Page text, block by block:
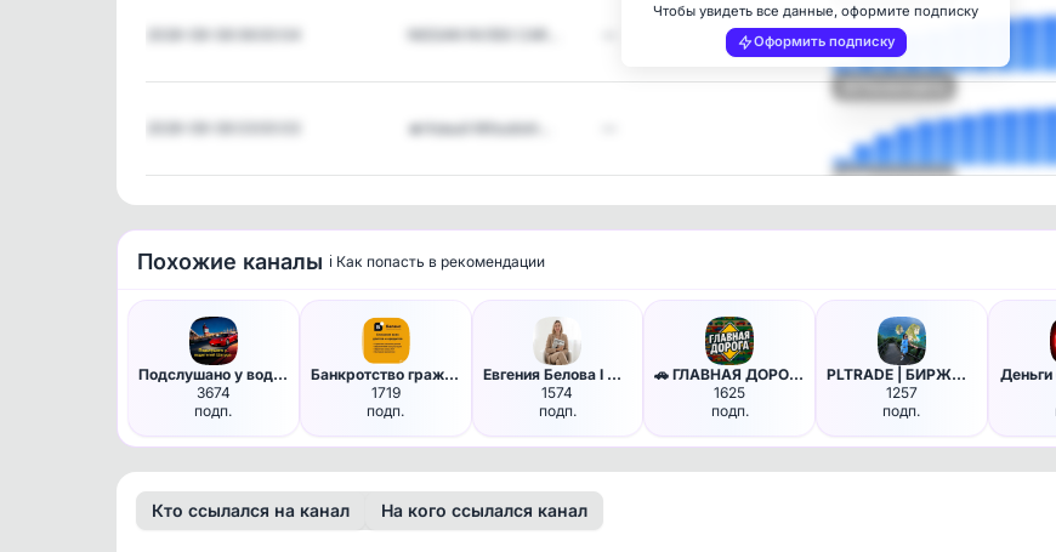
Посмотреть
🔥Новый Mitsubish…
Посмотреть
Чтобы увидеть все данные, оформите подписку
Оформить подписку
Похожие каналы ℹ️ Как попасть в рекомендации
Подслушано у водителей Шатура.
3674
подп.
Банкротство граждан РФ
1719
подп.
Евгения Белова I Масштаб в де…
1574
подп.
🚗 ГЛАВНАЯ ДОРОГА - авто дтп д…
1625
подп.
PLTRADE | БИРЖА ОКСАНЫ | План…
1257
подп.
Деньги
Кто ссылался на канал На кого ссылался канал